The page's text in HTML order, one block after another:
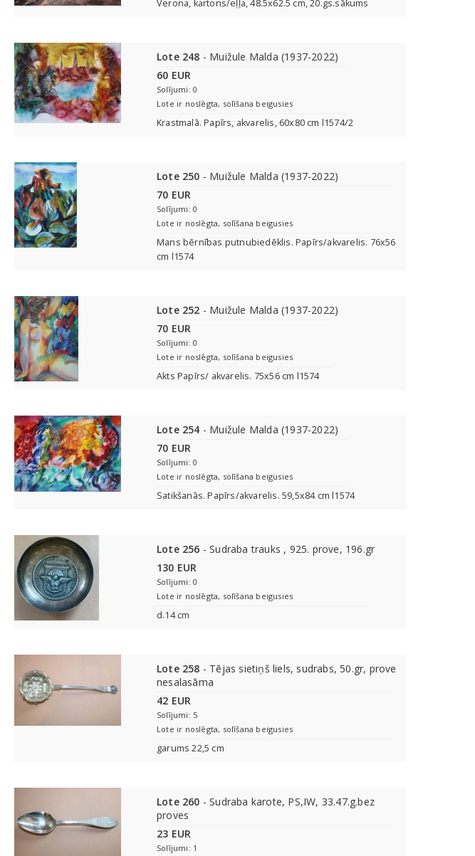
Verona, kartons/eļļa, 48.5x62.5 cm, 20.gs.sākums
Lote 248 - Muižule Malda (1937-2022)
60 EUR
Solījumi: 0
Lote ir noslēgta, solīšana beigusies
Krastmalā. Papīrs, akvarelis, 60x80 cm l1574/2
Lote 250 - Muižule Malda (1937-2022)
70 EUR
Solījumi: 0
Lote ir noslēgta, solīšana beigusies
Mans bērnības putnubiedēklis. Papīrs/akvarelis. 76x56
cm l1574
Lote 252 - Muižule Malda (1937-2022)
70 EUR
Solījumi: 0
Lote ir noslēgta, solīšana beigusies
Akts Papīrs/ akvarelis. 75x56 cm l1574
Lote 254 - Muižule Malda (1937-2022)
70 EUR
Solījumi: 0
Lote ir noslēgta, solīšana beigusies
Satikšanās. Papīrs/akvarelis. 59,5x84 cm l1574
Lote 256 - Sudraba trauks , 925. prove, 196.gr
130 EUR
Solījumi: 0
Lote ir noslēgta, solīšana beigusies
d.14 cm
Lote 258 - Tējas sietiņš liels, sudrabs, 50.gr, prove
nesalasāma
42 EUR
Solījumi: 5
Lote ir noslēgta, solīšana beigusies
garums 22,5 cm
Lote 260 - Sudraba karote, PS,IW, 33.47.g.bez
proves
23 EUR
Solījumi: 1